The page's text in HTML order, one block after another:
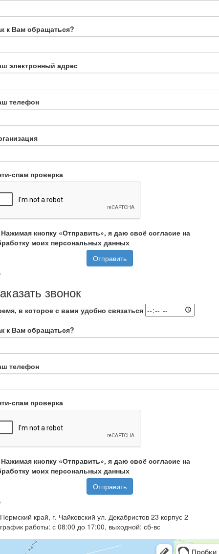
к Вам обращаться?
электронный адрес
телефон
спам проверка
Нажимая кнопку «Отправить», я даю своё согласие на
моих персональных данных
Отправить
звонок
в которое с вами удобно связаться
к Вам обращаться?
телефон
спам проверка
Нажимая кнопку «Отправить», я даю своё согласие на
моих персональных данных
Отправить
Пермский край, г. Чайковский ул. Декабристов 23 корпус 2
график работы: с 08:00 до 17:00, выходной: сб-вс